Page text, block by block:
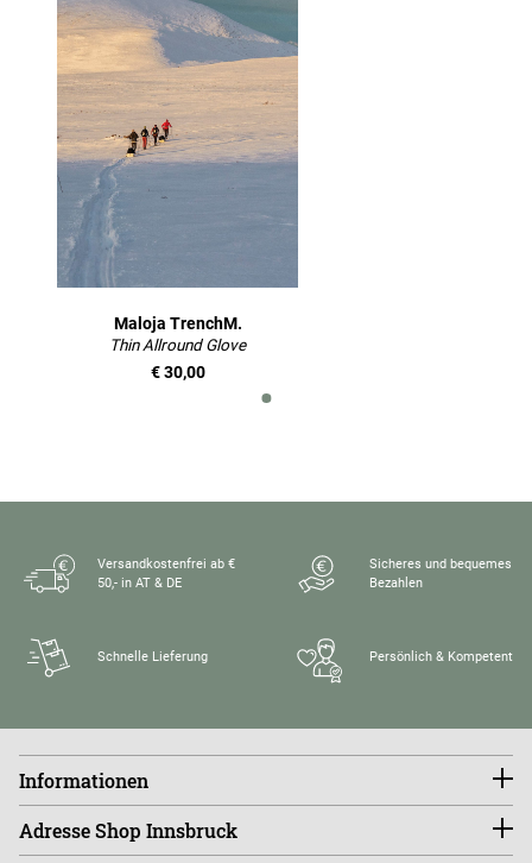
Maloja TrenchM.
Thin Allround Glove
€ 30,00
Versandkostenfrei ab €
50,- in AT & DE
Sicheres und bequemes
Bezahlen
Schnelle Lieferung Persönlich & Kompetent
Adresse Shop Innsbruck
Informationen
Größentabellen
FAQ